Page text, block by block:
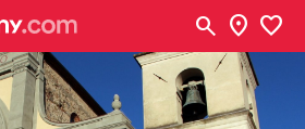
search location_on favorite